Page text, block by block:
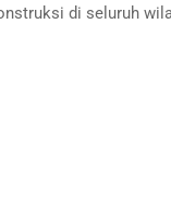
di seluruh